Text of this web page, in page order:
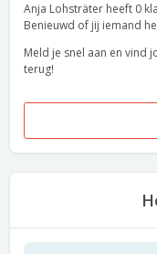
Anja Lohsträter heeft 0
Benieuwd of jij iemand
Meld je snel aan en vind
terug!